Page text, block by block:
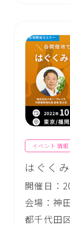
イベント情報
はぐく
開催日：
会場：神
都千代田